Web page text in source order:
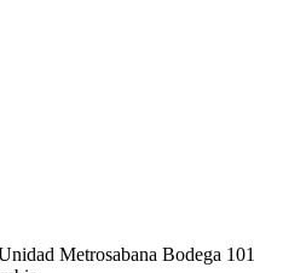
Metrosabana Bodega 101